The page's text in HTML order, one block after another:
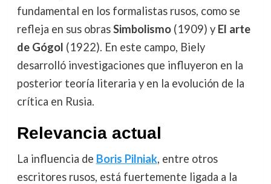
fundamental en los formalistas rusos, como se
refleja en sus obrasSimbolismo(1909) y El arte
de Gógol (1922). En este campo, Biely
desarrolló investigaciones que influyeron en la
posterior teoría literaria y en la evolución de la
crítica en Rusia.
Relevancia actual
La influencia de Boris Pilniak, entre otros
escritores rusos, está fuertemente ligada a la